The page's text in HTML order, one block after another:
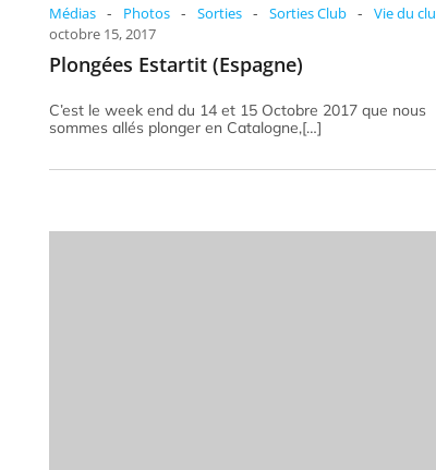
Médias - Photos - Sorties - Sorties Club -
Vie du
octobre 15, 2017
Plongées Estartit (Espagne)
C’est le week end du 14 et 15 Octobre 2017 que nous
sommes allés plonger en Catalogne,[…]